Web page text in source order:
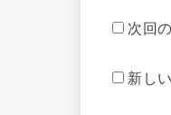
次回
新し